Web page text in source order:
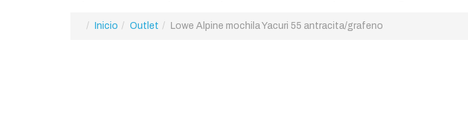
Inicio Outlet Lowe Alpine mochila Yacuri 55 antracita/grafeno